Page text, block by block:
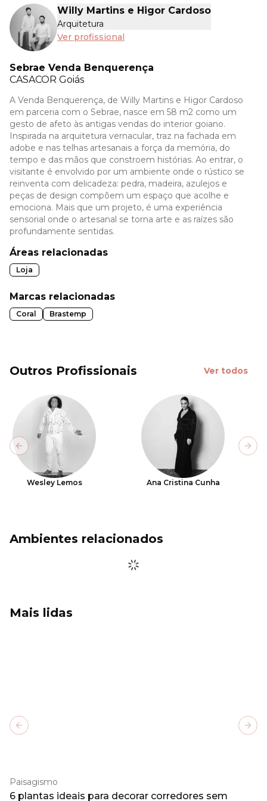
Willy Martins e Higor Cardoso
Arquitetura
Ver profissional
Sebrae Venda Benquerença
CASACOR Goiás
A Venda Benquerença, de Willy Martins e Higor Cardoso
em parceria com o Sebrae, nasce em 58 m2 como um
gesto de afeto às antigas vendas do interior goiano.
Inspirada na arquitetura vernacular, traz na fachada em
adobe e nas telhas artesanais a força da memória, do
tempo e das mãos que constroem histórias. Ao entrar, o
visitante é envolvido por um ambiente onde o rústico se
reinventa com delicadeza: pedra, madeira, azulejos e
peças de design compõem um espaço que acolhe e
emociona. Mais que um projeto, é uma experiência
sensorial onde o artesanal se torna arte e as raízes são
profundamente sentidas.
Áreas relacionadas
Loja
Marcas relacionadas
Coral Brastemp
Outros Profissionais Ver todos
Wesley Lemos Ana Cristina Cunha
Previous slide
Ambientes relacionados
Mais lidas
Paisagismo
6 plantas ideais para decorar corredores sem
Previous slide